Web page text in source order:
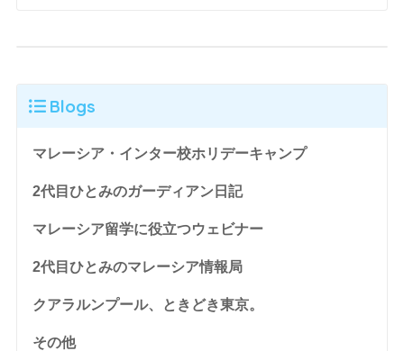
Blogs
マレーシア・インター校ホリデーキャンプ
2代目ひとみのガーディアン日記
マレーシア留学に役立つウェビナー
2代目ひとみのマレーシア情報局
クアラルンプール、ときどき東京。
その他